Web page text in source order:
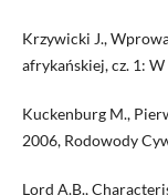
Krzywicki J.,
afrykańskiej, cz. 1:
Kuckenburg M.,
2006, Rodowody
Lord A.B.,